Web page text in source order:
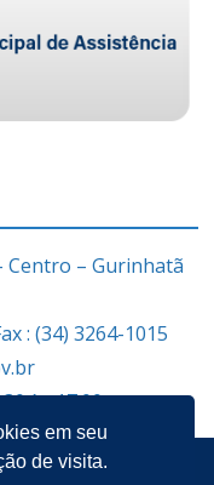
Centro – Gurinhatã
: (34) 3264-1015
às 17:00
em seu
de visita.